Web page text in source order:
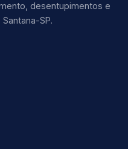
desentupimentos e
SP.